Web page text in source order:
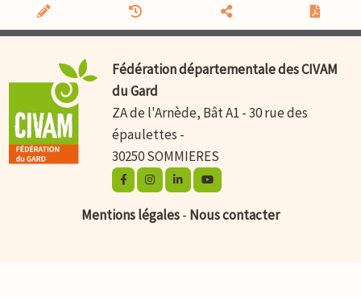
Fédération départementale des CIVAM
du Gard
ZA de l'Arnède, Bât A1 - 30 rue des
épaulettes -
30250 SOMMIERES
Mentions légales- Nous contacter